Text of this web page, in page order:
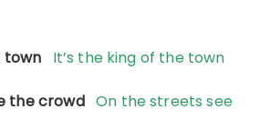
town It’s the king of the town
the crowdOn the streets see